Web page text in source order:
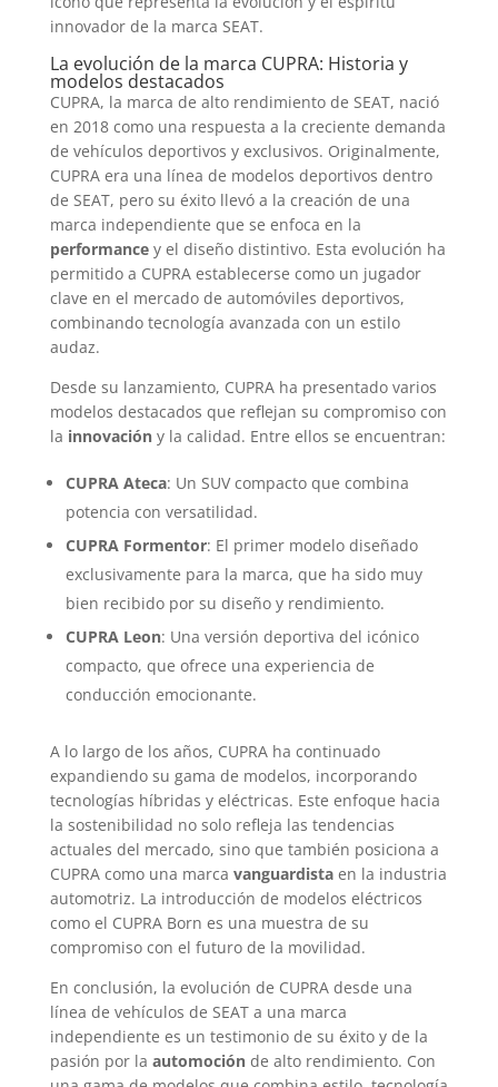
innovador de la marca SEAT.
La evolución de la marca CUPRA: Historia y
modelos destacados
CUPRA, la marca de alto rendimiento de SEAT, nació
en 2018 como una respuesta a la creciente demanda
de vehículos deportivos y exclusivos. Originalmente,
CUPRA era una línea de modelos deportivos dentro
de SEAT, pero su éxito llevó a la creación de una
marca independiente que se enfoca en la
performancey el diseño distintivo. Esta evolución ha
permitido a CUPRA establecerse como un jugador
clave en el mercado de automóviles deportivos,
combinando tecnología avanzada con un estilo
audaz.
Desde su lanzamiento, CUPRA ha presentado varios
modelos destacados que reflejan su compromiso con
la innovacióny la calidad. Entre ellos se encuentran:
CUPRA Ateca: Un SUV compacto que combina
potencia con versatilidad.
CUPRA Formentor: El primer modelo diseñado
exclusivamente para la marca, que ha sido muy
bien recibido por su diseño y rendimiento.
CUPRA Leon: Una versión deportiva del icónico
compacto, que ofrece una experiencia de
conducción emocionante.
A lo largo de los años, CUPRA ha continuado
expandiendo su gama de modelos, incorporando
tecnologías híbridas y eléctricas. Este enfoque hacia
la sostenibilidad no solo refleja las tendencias
actuales del mercado, sino que también posiciona a
CUPRA como una marca vanguardistaen la industria
automotriz. La introducción de modelos eléctricos
como el CUPRA Born es una muestra de su
compromiso con el futuro de la movilidad.
En conclusión, la evolución de CUPRA desde una
línea de vehículos de SEAT a una marca
independiente es un testimonio de su éxito y de la
pasión por la automociónde alto rendimiento. Con